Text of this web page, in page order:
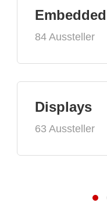
84 Aussteller
Displays
63 Aussteller